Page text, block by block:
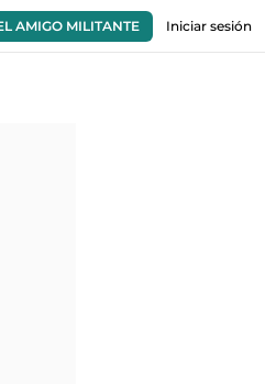
AMIGO MILITANTE Iniciar sesión